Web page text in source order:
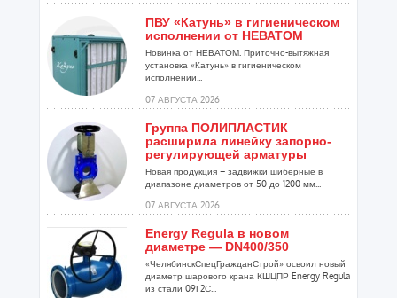
ПВУ «Катунь» в гигиеническом
исполнении от НЕВАТОМ
Новинка от НЕВАТОМ: Приточно-вытяжная
установка «Катунь» в гигиеническом
исполнении...
07 АВГУСТА 2026
Группа ПОЛИПЛАСТИК
расширила линейку запорно-
регулирующей арматуры
Новая продукция – задвижки шиберные в
диапазоне диаметров от 50 до 1200 мм...
07 АВГУСТА 2026
Energy Regula в новом
диаметре — DN400/350
«ЧелябинскСпецГражданСтрой» освоил новый
диаметр шарового крана КШЦПР Energy Regula
из стали 09Г2С...